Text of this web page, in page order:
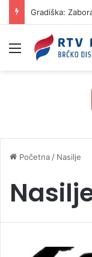
Izbornik
Početna / Nasilje